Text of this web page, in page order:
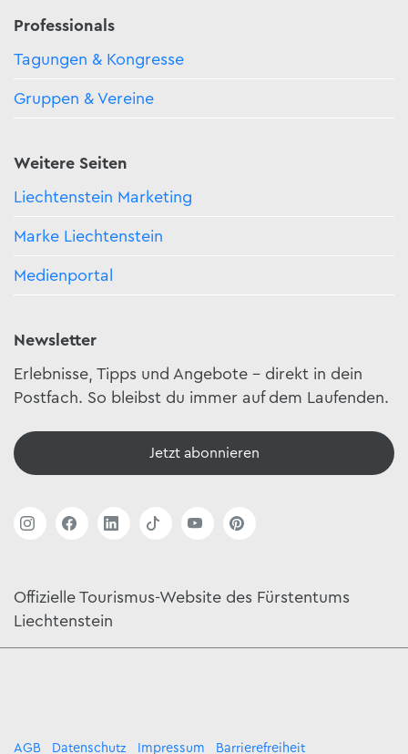
Professionals
Tagungen & Kongresse
Gruppen & Vereine
Weitere Seiten
Liechtenstein Marketing
Marke Liechtenstein
Medienportal
Newsletter
Erlebnisse, Tipps und Angebote – direkt in dein
Postfach. So bleibst du immer auf dem Laufenden.
Jetzt abonnieren
Offizielle Tourismus-Website des Fürstentums
Liechtenstein
AGB Datenschutz Impressum Barrierefreiheit